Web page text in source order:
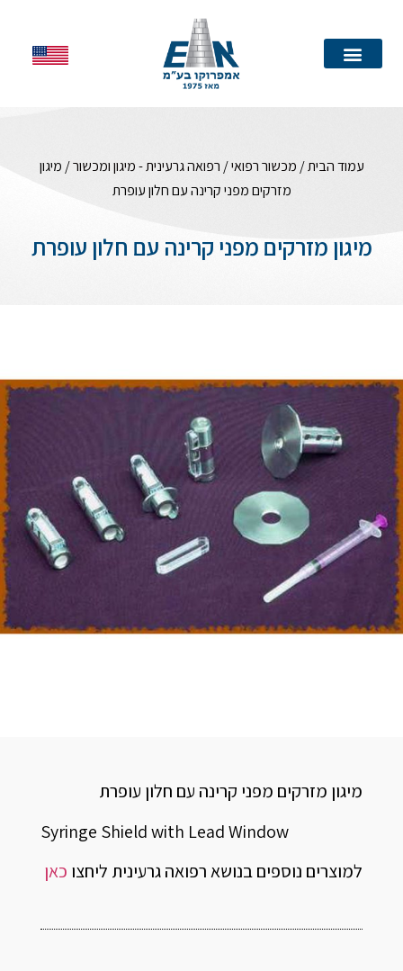
עמוד הבית/ מכשור רפואי/ רפואה גרעינית - מיגון ומכשור/ מיגון
מזרקים מפני קרינה עם חלון עופרת
מיגון מזרקים מפני קרינה עם חלון עופרת
מיגון מזרקים מפני קרינה עם חלון עופרת
Syringe Shield with Lead Window
למוצרים נוספים בנושא רפואה גרעינית ליחצו כאן